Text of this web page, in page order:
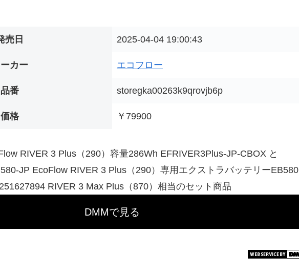
売日 2025-04-04 19:00:43
カー エコフロー
品番 storegka00263k9qrovjb6p
価格 ￥79900
RIVER 3 Plus（290）容量286Wh EFRIVER3Plus-JP-CBOX と
JP EcoFlow RIVER 3 Plus（290）専用エクストラバッテリーEB580
RIVER 3 Max Plus（870）相当のセット商品
DMMで見る